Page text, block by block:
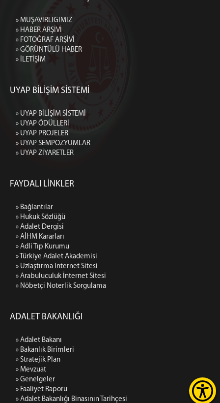
» MÜŞAVİRLİĞİMİZ
» HABER ARŞİVİ
» FOTOĞRAF ARŞİVİ
» GÖRÜNTÜLÜ HABER
» İLETİŞİM
UYAP BİLİŞİM SİSTEMİ
» UYAP BİLİŞİM SİSTEMİ
» UYAP ÖDÜLLERİ
» UYAP PROJELER
» UYAP SEMPOZYUMLAR
» UYAP ZİYARETLER
FAYDALI LİNKLER
» Bağlantılar
» Hukuk Sözlüğü
» Adalet Dergisi
» AİHM Kararları
» Adli Tıp Kurumu
» Türkiye Adalet Akademisi
» Uzlaştırma İnternet Sitesi
» Arabuluculuk İnternet Sitesi
» Nöbetçi Noterlik Sorgulama
ADALET BAKANLIĞI
» Adalet Bakanı
» Bakanlık Birimleri
» Stratejik Plan
» Mevzuat
» Genelgeler
» Faaliyet Raporu
» Adalet Bakanlığı Binasının Tarihçesi